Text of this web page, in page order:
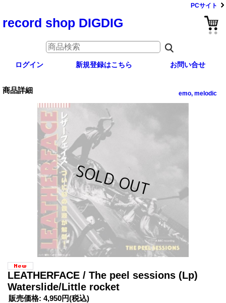
PCサイト
record shop DIGDIG
ログイン 新規登録はこちら お問い合せ
商品詳細 emo, melodic
LEATHERFACE / The peel sessions (Lp)
Waterslide/Little rocket
販売価格: 4,950円(税込)